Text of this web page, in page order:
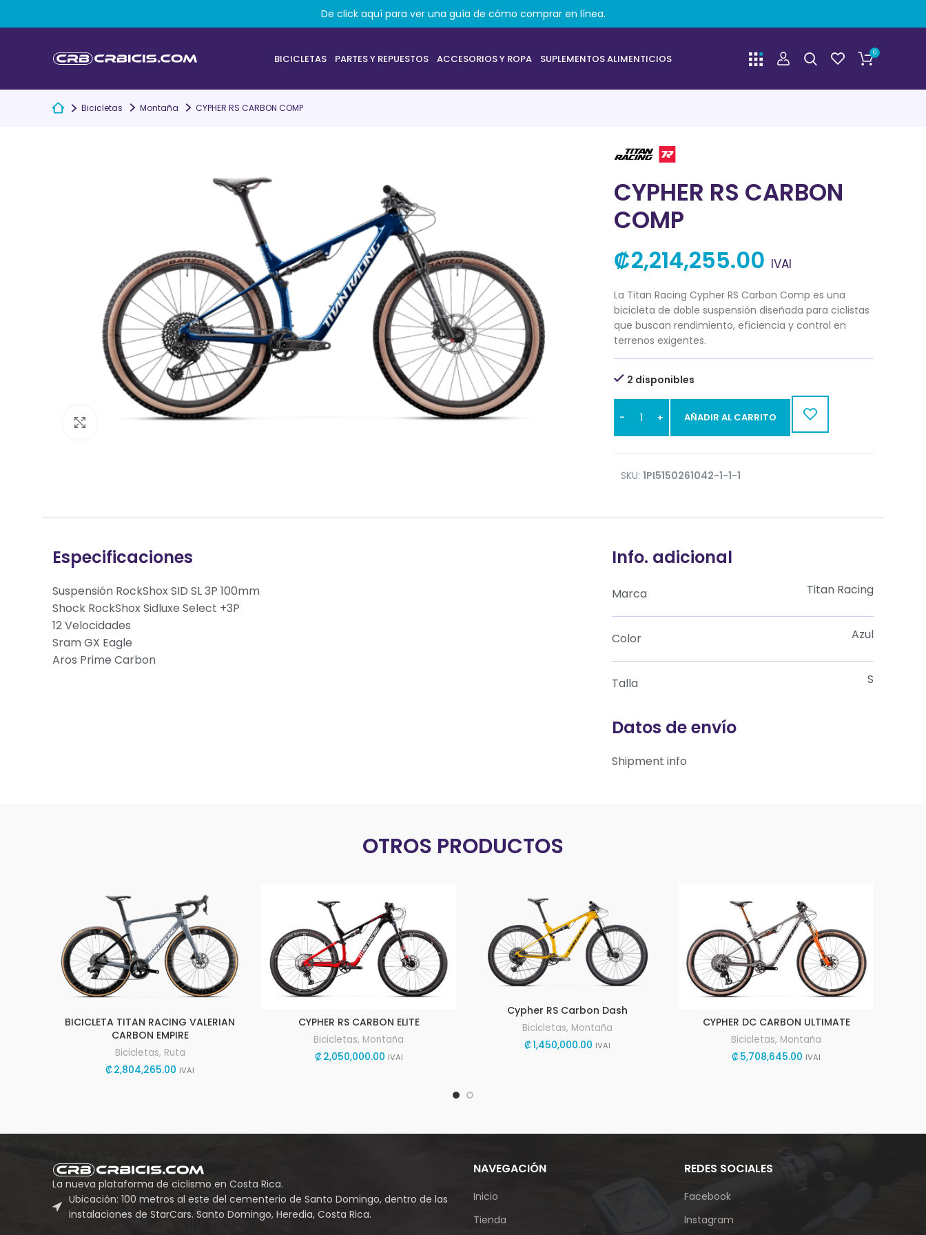
BICICLETAS PARTES Y REPUESTOS ACCESORIOS Y ROPA SUPLEMENTOS ALIMENTICIOS 0
Bicicletas Montaña CYPHER RS CARBON COMP
Clic para ampliar
CYPHER RS CARBON
COMP
₡2,214,255.00 IVAI
La Titan Racing Cypher RS Carbon Comp es una
bicicleta de doble suspensión diseñada para ciclistas
que buscan rendimiento, eficiencia y control en
terrenos exigentes.
2 disponibles
AÑADIR AL CARRITO
SKU: 1PI5150261042-1-1-1
Especificaciones
Suspensión RockShox SID SL 3P 100mm
Shock RockShox Sidluxe Select +3P
12 Velocidades
Sram GX Eagle
Aros Prime Carbon
Info. adicional
Marca Titan Racing
Color Azul
Talla S
Datos de envío
Shipment info
OTROS PRODUCTOS
BICICLETA TITAN RACING VALERIAN
CARBON EMPIRE
Bicicletas, Ruta
₡2,804,265.00 IVAI
CYPHER RS CARBON ELITE
Bicicletas, Montaña
₡2,050,000.00 IVAI
Cypher RS Carbon Dash
Bicicletas, Montaña
₡1,450,000.00 IVAI
CYPHER DC CARBON ULTIMATE
Bicicletas, Montaña
₡5,708,645.00 IVAI
La nueva plataforma de ciclismo en Costa Rica.
Ubicación: 100 metros al este del cementerio de Santo Domingo, dentro de las
instalaciones de StarCars. Santo Domingo, Heredia, Costa Rica.
NAVEGACIÓN
Inicio
Tienda
REDES SOCIALES
Facebook
Instagram
De click aquí para ver una guía de cómo comprar en línea.